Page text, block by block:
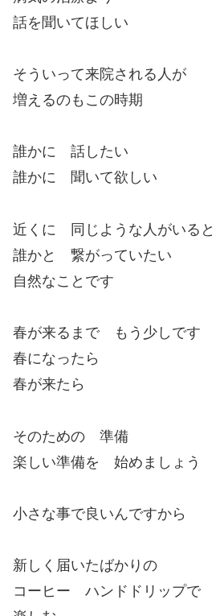
話を聞いてほしい
そういって来院される人が
増えるのもこの時期
誰かに 話したい
誰かに 聞いて欲しい
近くに 同じような人がいる
誰かと 繋がっていたい
自然なことです
春が来るまで もう少しです
春になったら
春が来たら
そのための 準備
楽しい準備を 始めましょう
小さな事で良いんですから
新しく届いたばかりの
コーヒー ハンドドリップで